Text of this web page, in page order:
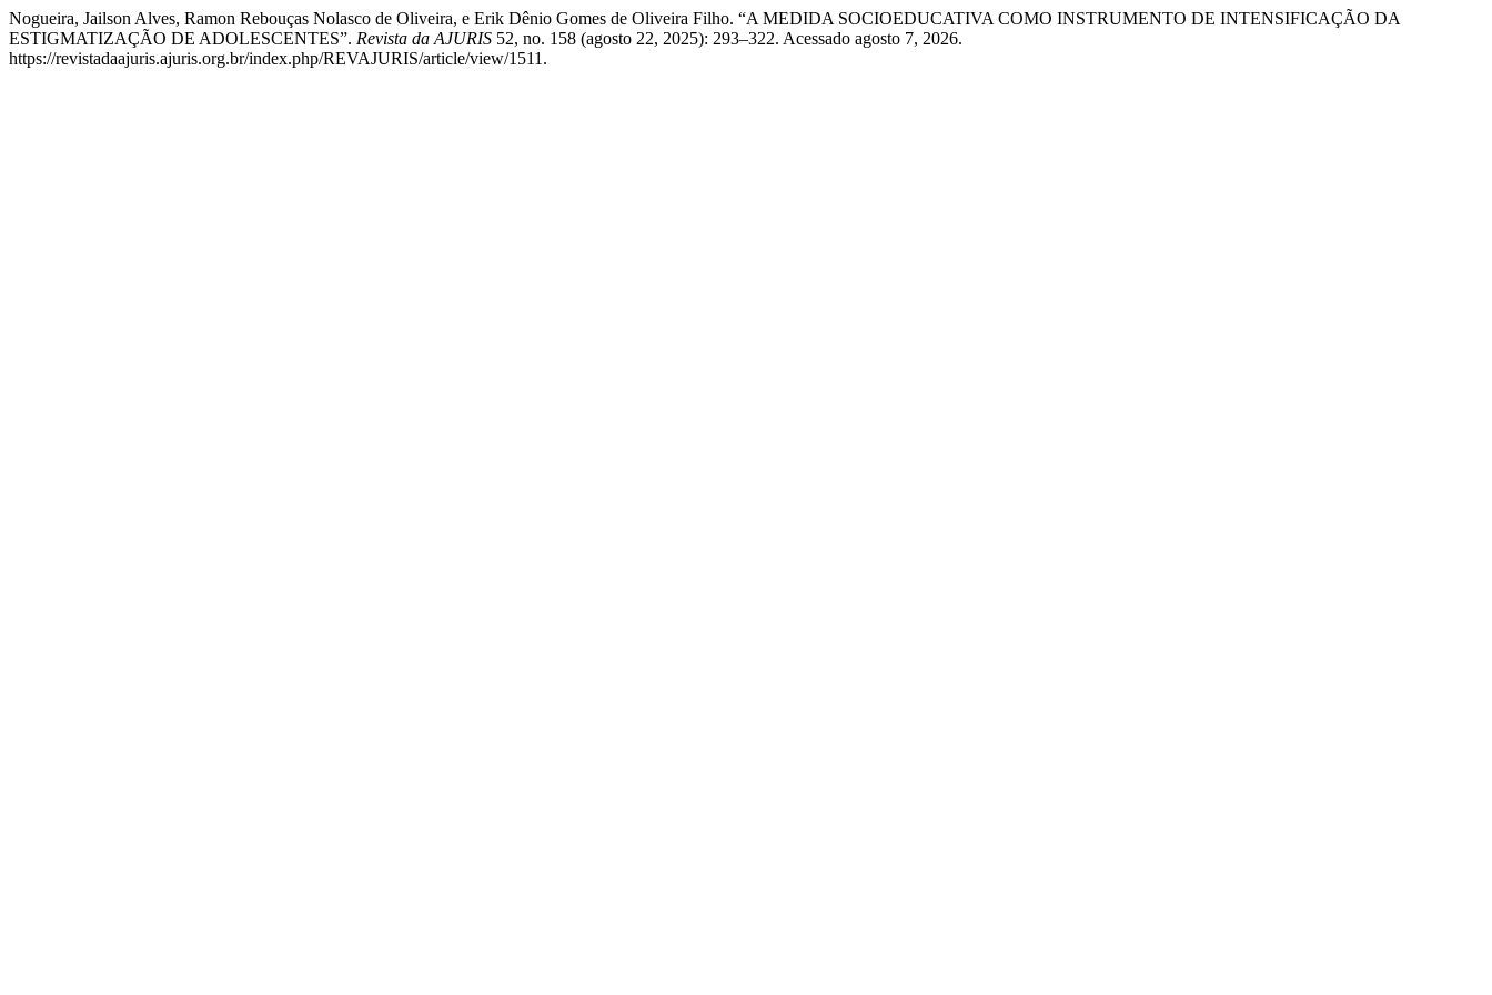
Nogueira, Jailson Alves, Ramon Rebouças Nolasco de Oliveira, e Erik Dênio Gomes de Oliveira Filho. “A MEDIDA SOCIOEDUCATIVA COMO INSTRUMENTO DE INTENSIFICAÇÃO DA
ESTIGMATIZAÇÃO DE ADOLESCENTES”. Revista da AJURIS 52, no. 158 (agosto 22, 2025): 293–322. Acessado agosto 7, 2026.
https://revistadaajuris.ajuris.org.br/index.php/REVAJURIS/article/view/1511.